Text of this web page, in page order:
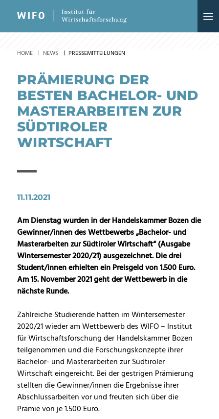
HOME NEWS PRESSEMITTEILUNGEN
PRÄMIERUNG DER
BESTEN BACHELOR- UND
MASTERARBEITEN ZUR
SÜDTIROLER
WIRTSCHAFT
11.11.2021
Am Dienstag wurden in der Handelskammer Bozen die
Gewinner/innen des Wettbewerbs „Bachelor- und
Masterarbeiten zur Südtiroler Wirtschaft“ (Ausgabe
Wintersemester 2020/21) ausgezeichnet. Die drei
Student/innen erhielten ein Preisgeld von 1.500 Euro.
Am 15. November 2021 geht der Wettbewerb in die
nächste Runde.
Zahlreiche Studierende hatten im Wintersemester
2020/21 wieder am Wettbewerb des WIFO – Institut
für Wirtschaftsforschung der Handelskammer Bozen
teilgenommen und die Forschungskonzepte ihrer
Bachelor- und Masterarbeiten zur Südtiroler
Wirtschaft eingereicht. Bei der gestrigen Prämierung
stellten die Gewinner/innen die Ergebnisse ihrer
Abschlussarbeiten vor und freuten sich über die
Prämie von je 1.500 Euro.